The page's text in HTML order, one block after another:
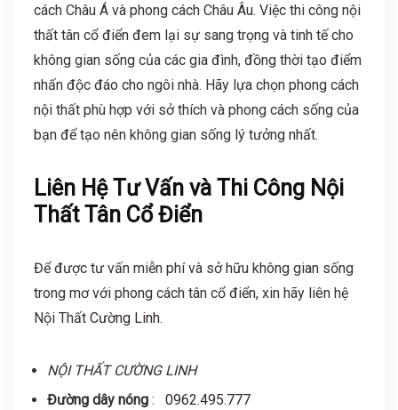
cách Châu Á và phong cách Châu Âu. Việc thi công nội
thất tân cổ điển đem lại sự sang trọng và tinh tế cho
không gian sống của các gia đình, đồng thời tạo điểm
nhấn độc đáo cho ngôi nhà. Hãy lựa chọn phong cách
nội thất phù hợp với sở thích và phong cách sống của
bạn để tạo nên không gian sống lý tưởng nhất.
Liên Hệ Tư Vấn và Thi Công Nội
Thất Tân Cổ Điển
Để được tư vấn miễn phí và sở hữu không gian sống
trong mơ với phong cách tân cổ điển, xin hãy liên hệ
Nội Thất Cường Linh.
NỘI THẤT CƯỜNG LINH
Đường dây nóng: 0962.495.777